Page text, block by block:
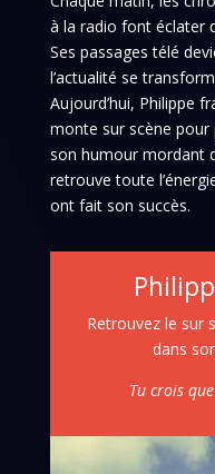
à la radio font éclater
Ses passages télé
l’actualité se
Aujourd’hui, Philippe
monte sur scène
son humour mordant
retrouve toute
ont fait son succès.
Retrouvez le sur
dans
Tu crois